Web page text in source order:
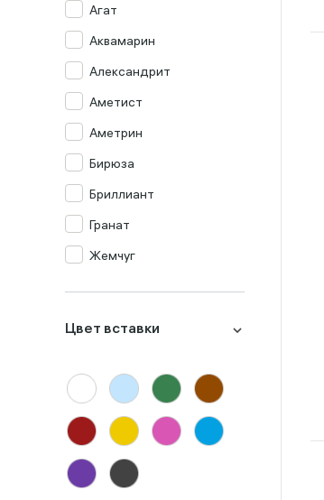
Агат
Аквамарин
Александрит
Аметист
Аметрин
Бирюза
Бриллиант
Гранат
Жемчуг
Коралл
Корунд
Лондон-топаз
Малахит
Цвет вставки